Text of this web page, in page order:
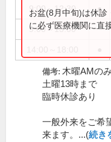
9:00～12:30 ●
9:00～13:00
お盆(8月中旬)は休診
に必ず医療機関に直
備考: 木曜AMのみ
土曜13時まで
臨時休診あり
一般外来をご希
来ます。...(続き